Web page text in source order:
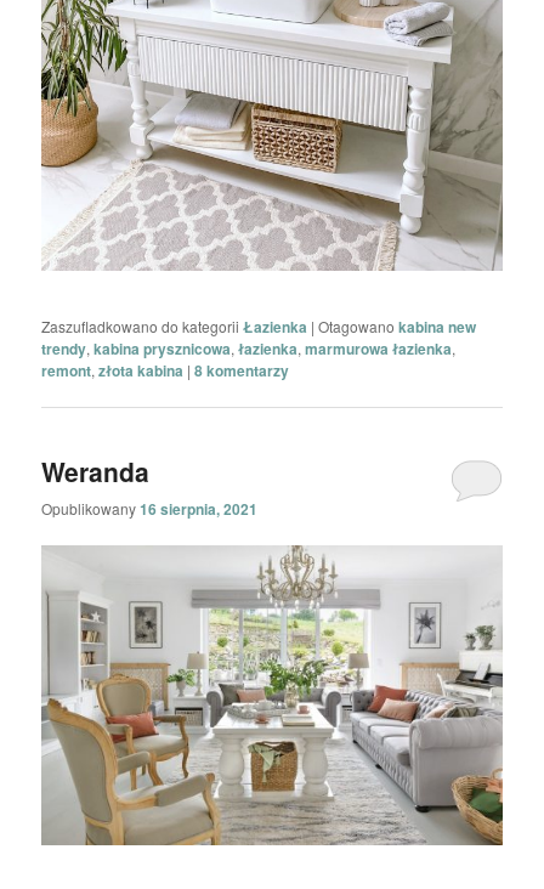
Zaszufladkowano do kategorii Łazienka |Otagowano kabina new
trendy,kabina prysznicowa,łazienka,marmurowa łazienka,
remont,złota kabina |8komentarzy
Weranda
Opublikowany16 sierpnia, 2021